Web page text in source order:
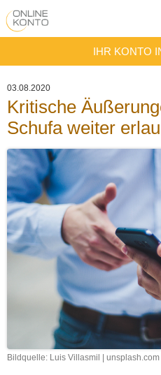
IHR KONTO
03.08.2020
Kritische
Schufa weiter
Bildquelle: Luis Villasmil | unsplash.com